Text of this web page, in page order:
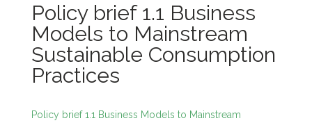
Policy brief 1.1 Business
Models to Mainstream
Sustainable Consumption
Practices
Policy brief 1.1 Business Models to Mainstream